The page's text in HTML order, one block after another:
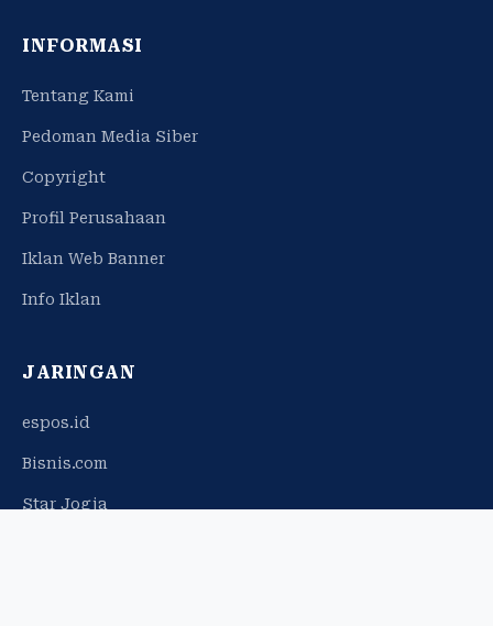
INFORMASI
Tentang Kami
Pedoman Media Siber
Copyright
Profil Perusahaan
Iklan Web Banner
Info Iklan
JARINGAN
espos.id
Bisnis.com
Star Jogja